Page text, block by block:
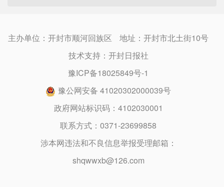
主办单位：开封市顺河回族区
地址：开封市北土街10号
技术支持：开封日报社
豫ICP备18025849号-1
豫公网安备 41020302000039号
政府网站标识码：4102030001
联系方式：0371-23699858
涉本网违法和不良信息举报受理邮箱：
shqwwxb@126.com